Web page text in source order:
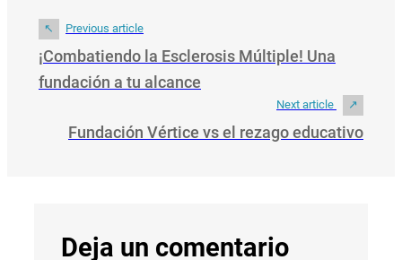
Previous article
¡Combatiendo la Esclerosis Múltiple! Una
fundación a tu alcance
Next article
Fundación Vértice vs el rezago educativo
Deja un comentario